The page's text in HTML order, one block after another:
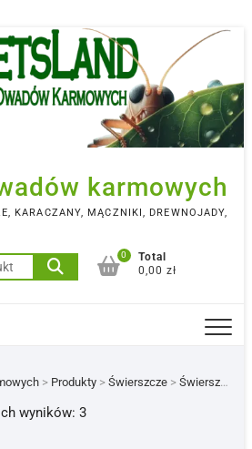
karmowych
KARACZANY, MĄCZNIKI, DREWNOJADY,
Szukaj:
0
Total
0,00 zł
> Produkty> Świerszcze> Świerszcze Śródziemnomorskie
wyników: 3